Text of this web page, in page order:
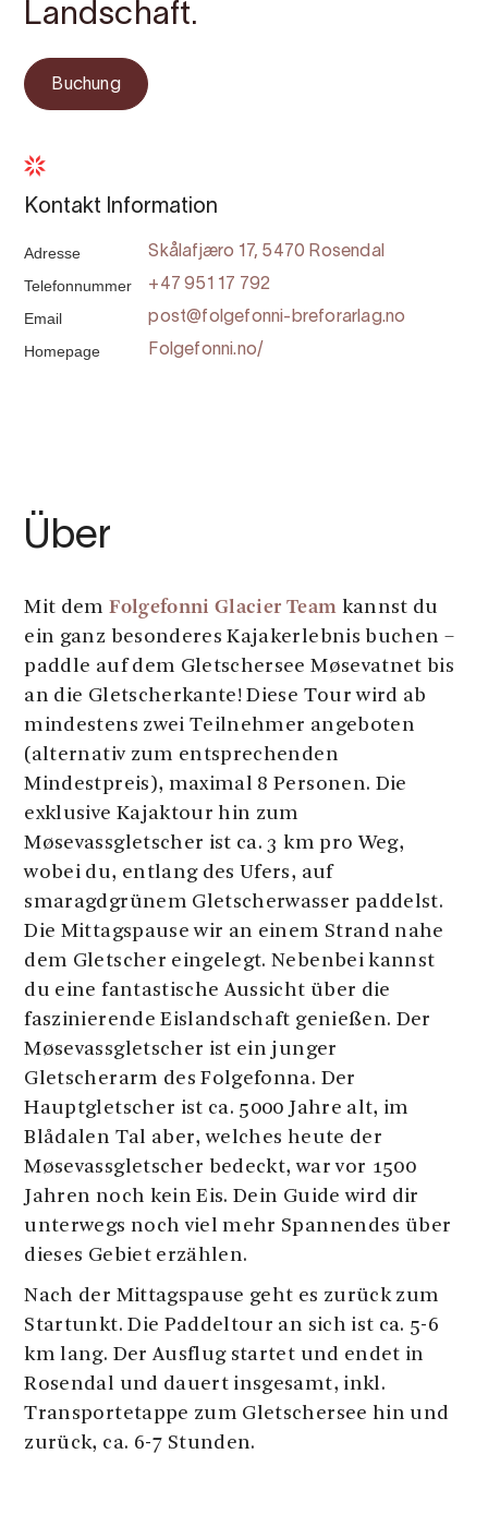
Landschaft.
Buchung
Kontakt Information
Adresse Skålafjæro 17, 5470 Rosendal
Telefonnummer +47 951 17 792
Email post@folgefonni-breforarlag.no
Homepage Folgefonni.no/
Über
Mit demFolgefonni Glacier Team kannst du
ein ganz besonderes Kajakerlebnis buchen –
paddle auf dem Gletschersee Møsevatnet bis
an die Gletscherkante! Diese Tour wird ab
mindestens zwei Teilnehmer angeboten
(alternativ zum entsprechenden
Mindestpreis), maximal 8 Personen. Die
exklusive Kajaktour hin zum
Møsevassgletscher ist ca. 3 km pro Weg,
wobei du, entlang des Ufers, auf
smaragdgrünem Gletscherwasser paddelst.
Die Mittagspause wir an einem Strand nahe
dem Gletscher eingelegt. Nebenbei kannst
du eine fantastische Aussicht über die
faszinierende Eislandschaft genießen. Der
Møsevassgletscher ist ein junger
Gletscherarm des Folgefonna. Der
Hauptgletscher ist ca. 5000 Jahre alt, im
Blådalen Tal aber, welches heute der
Møsevassgletscher bedeckt, war vor 1500
Jahren noch kein Eis. Dein Guide wird dir
unterwegs noch viel mehr Spannendes über
dieses Gebiet erzählen.
Nach der Mittagspause geht es zurück zum
Startunkt. Die Paddeltour an sich ist ca. 5-6
km lang. Der Ausflug startet und endet in
Rosendal und dauert insgesamt, inkl.
Transportetappe zum Gletschersee hin und
zurück, ca. 6-7 Stunden.